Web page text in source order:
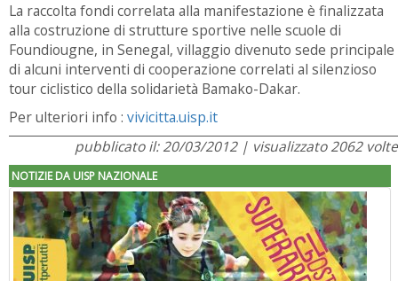
La raccolta fondi correlata alla manifestazione è finalizzata
alla costruzione di strutture sportive nelle scuole di
Foundiougne, in Senegal, villaggio divenuto sede principale
di alcuni interventi di cooperazione correlati al silenzioso
tour ciclistico della solidarietà Bamako-Dakar.
Per ulteriori info : vivicitta.uisp.it
pubblicato il: 20/03/2012 | visualizzato 2062 volte
NOTIZIE DA UISP NAZIONALE